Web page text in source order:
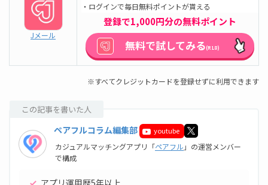
Jメール
・ログインで毎日無料ポイントが貰える
登録で1,000円分の無料ポイント
無料で試してみる(R18)
※すべてクレジットカードを登録せずに利用できます
この記事を書いた人
ペアフルコラム編集部 youtube
カジュアルマッチングアプリ「ペアフル 」の運営メンバー
で構成